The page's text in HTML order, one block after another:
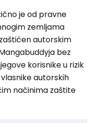
je od pravne
zemljama
autorskim
bez
korisnike u rizik
autorskih
načinima zaštite